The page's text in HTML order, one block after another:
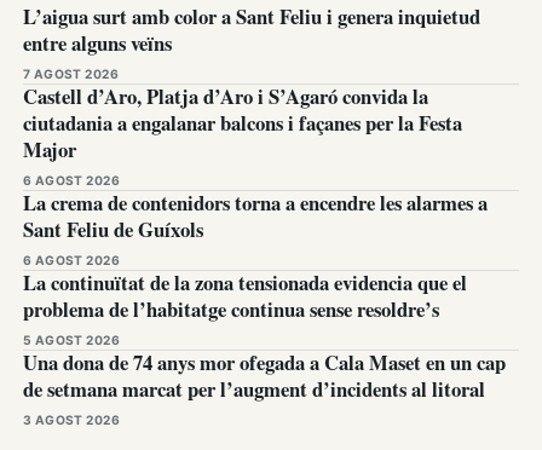
L’aigua surt amb color a Sant Feliu i genera inquietud
entre alguns veïns
7 AGOST 2026
Castell d’Aro, Platja d’Aro i S’Agaró convida la
ciutadania a engalanar balcons i façanes per la Festa
Major
6 AGOST 2026
La crema de contenidors torna a encendre les alarmes a
Sant Feliu de Guíxols
6 AGOST 2026
La continuïtat de la zona tensionada evidencia que el
problema de l’habitatge continua sense resoldre’s
5 AGOST 2026
Una dona de 74 anys mor ofegada a Cala Maset en un cap
de setmana marcat per l’augment d’incidents al litoral
3 AGOST 2026